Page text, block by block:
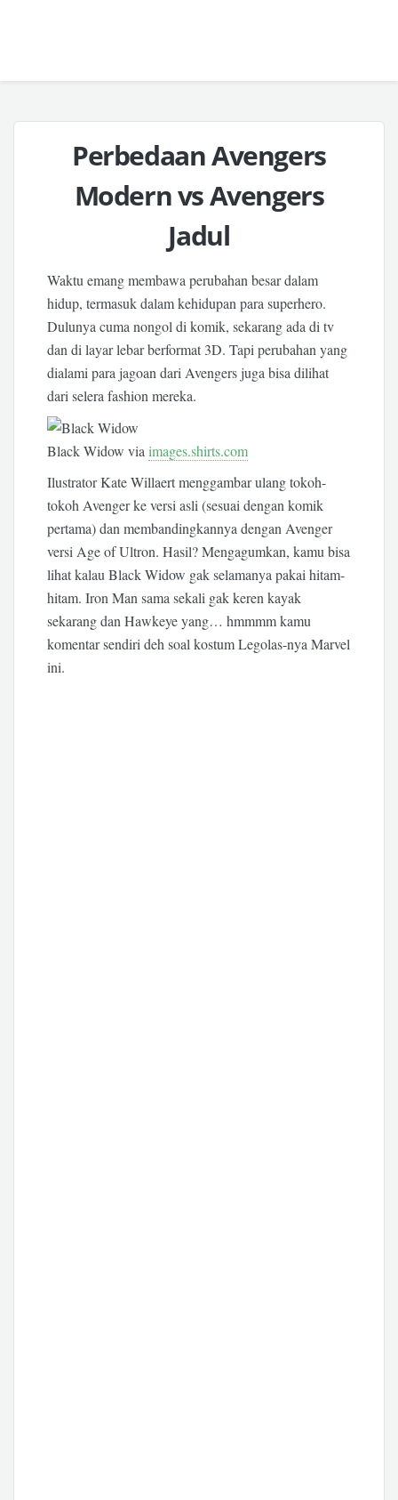
Perbedaan Avengers
Modern vs Avengers
Jadul
Waktu emang membawa perubahan besar dalam
hidup, termasuk dalam kehidupan para superhero.
Dulunya cuma nongol di komik, sekarang ada di tv
dan di layar lebar berformat 3D. Tapi perubahan yang
dialami para jagoan dari Avengers juga bisa dilihat
dari selera fashion mereka.
Black Widow viaimages.shirts.com
Ilustrator Kate Willaert menggambar ulang tokoh-
tokoh Avenger ke versi asli (sesuai dengan komik
pertama) dan membandingkannya dengan Avenger
versi Age of Ultron. Hasil? Mengagumkan, kamu bisa
lihat kalau Black Widow gak selamanya pakai hitam-
hitam. Iron Man sama sekali gak keren kayak
sekarang dan Hawkeye yang… hmmmm kamu
komentar sendiri deh soal kostum Legolas-nya Marvel
ini.